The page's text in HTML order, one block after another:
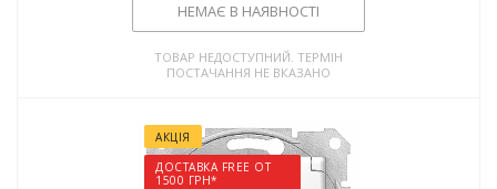
НЕМАЄ В НАЯВНОСТІ
ТОВАР НЕДОСТУПНИЙ. ТЕРМІН
ПОСТАЧАННЯ НЕ ВКАЗАНО
АКЦІЯ
ДОСТАВКА FREE ОТ
1500 ГРН*